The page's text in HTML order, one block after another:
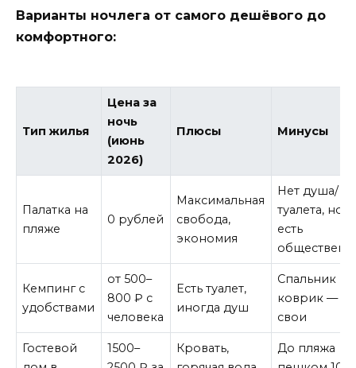
Варианты ночлега от самого дешёвого до
комфортного:
Тип жилья
Цена за
ночь
(июнь
2026)
Плюсы Минусы
Палатка на
пляже
0 рублей
Максимальная
свобода,
экономия
Нет душа/
туалета, но
есть
Кемпинг с
удобствами
от 500–
800 ₽ с
человека
Есть туалет,
иногда душ
Спальник и
коврик —
свои
Гостевой
1500–
Кровать,
До пляжа